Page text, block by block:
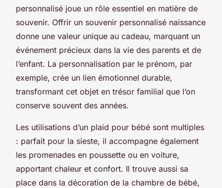
personnalisé joue un rôle essentiel en matière de
souvenir. Offrir un souvenir personnalisé naissance
donne une valeur unique au cadeau, marquant un
événement précieux dans la vie des parents et de
l’enfant. La personnalisation par le prénom, par
exemple, crée un lien émotionnel durable,
transformant cet objet en trésor familial que l’on
conserve souvent des années.
Les utilisations d’un plaid pour bébé sont multiples
: parfait pour la sieste, il accompagne également
les promenades en poussette ou en voiture,
apportant chaleur et confort. Il trouve aussi sa
place dans la décoration de la chambre de bébé,